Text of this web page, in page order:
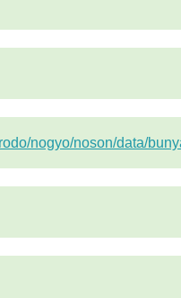
nogyo/noson/data/